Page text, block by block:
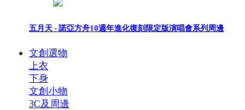
五月天 - 諾亞方舟10週年進化復刻限定版演唱會系列周邊
文創選物
上衣
下身
文創小物
3C及周邊